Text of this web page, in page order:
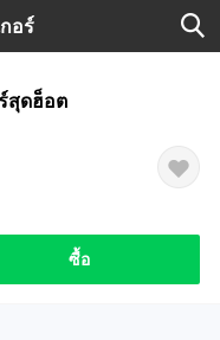
อร์
สุดฮ็อต
ซื้อ